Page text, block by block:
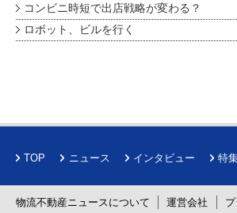
コンビニ時短で出店戦略が変わる？
ロボット、ビルを行く
TOP ニュース インタビュー 特
物流不動産ニュースについて 運営会社